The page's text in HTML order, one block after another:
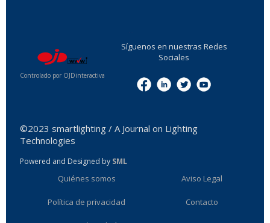
Controlado por OJDinteractiva
Síguenos en nuestras Redes
Sociales
©2023 smartlighting / A Journal on Lighting
Technologies
Powered and Designed by SML
Quiénes somos Aviso Legal
Política de privacidad Contacto